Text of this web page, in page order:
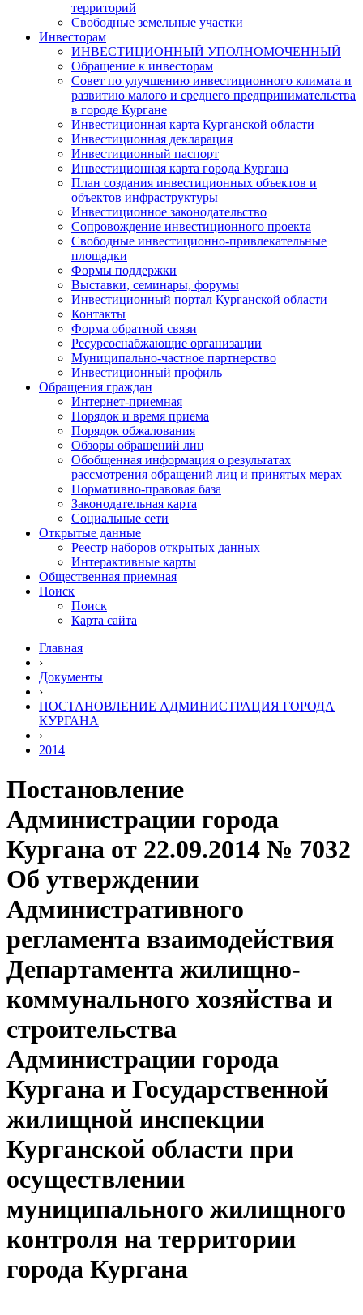
территорий
Свободные земельные участки
Инвесторам
ИНВЕСТИЦИОННЫЙ УПОЛНОМОЧЕННЫЙ
Обращение к инвесторам
Совет по улучшению инвестиционного климата и
развитию малого и среднего предпринимательства
в городе Кургане
Инвестиционная карта Курганской области
Инвестиционная декларация
Инвестиционный паспорт
Инвестиционная карта города Кургана
План создания инвестиционных объектов и
объектов инфраструктуры
Инвестиционное законодательство
Сопровождение инвестиционного проекта
Свободные инвестиционно-привлекательные
площадки
Формы поддержки
Выставки, семинары, форумы
Инвестиционный портал Курганской области
Контакты
Форма обратной связи
Ресурсоснабжающие организации
Муниципально-частное партнерство
Инвестиционный профиль
Обращения граждан
Интернет-приемная
Порядок и время приема
Порядок обжалования
Обзоры обращений лиц
Обобщенная информация о результатах
рассмотрения обращений лиц и принятых мерах
Нормативно-правовая база
Законодательная карта
Социальные сети
Открытые данные
Реестр наборов открытых данных
Интерактивные карты
Общественная приемная
Поиск
Поиск
Карта сайта
Главная
›
Документы
›
ПОСТАНОВЛЕНИЕ АДМИНИСТРАЦИЯ ГОРОДА
КУРГАНА
›
2014
Постановление
Администрации города
Кургана от 22.09.2014 № 7032
Об утверждении
Административного
регламента взаимодействия
Департамента жилищно-
коммунального хозяйства и
строительства
Администрации города
Кургана и Государственной
жилищной инспекции
Курганской области при
осуществлении
муниципального жилищного
контроля на территории
города Кургана